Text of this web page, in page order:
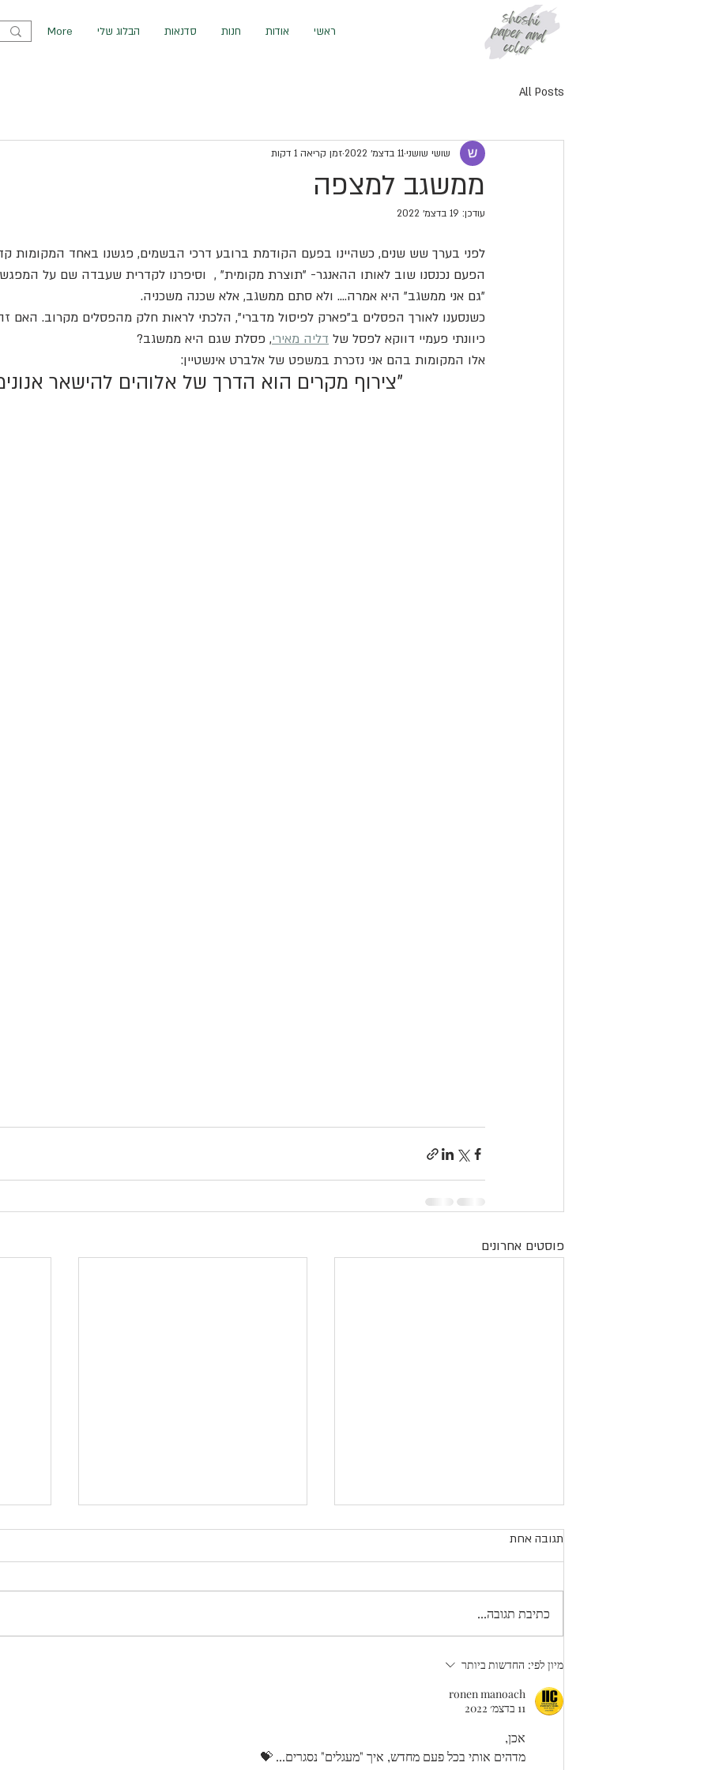
ראשי אודות חנות סדנאות הבלוג שלי More
All Posts
ממשגב למצפה
שושי שושני11 בדצמ׳ 2022 זמן קריאה 1 דקות
עודכן: 19 בדצמ׳ 2022
לפני בערך שש שנים, כשהיינו בפעם הקודמת ברובע דרכי הבשמים, פגשנו באחד המקומות
הפעם נכנסנו שוב לאותו ההאנגר- "תוצרת מקומית" ,  וסיפרנו לקדרית שעבדה שם על
"גם אני ממשגב" היא אמרה.... ולא סתם ממשגב, אלא שכנה משכניה.
כשנסענו לאורך הפסלים ב"פארק לפיסול מדברי", הלכתי לראות חלק מהפסלים מקרוב.
כיוונתי פעמיי דווקא לפסל של דליה מאירי, פסלת שגם היא ממשגב?
אלו המקומות בהם אני נזכרת במשפט של אלברט אינשטיין:
"צירוף מקרים הוא הדרך של אלוהים להישאר
פוסטים אחרונים
מנצחת את השריטות שלי....
קצת אחרת...
תגובה אחת
כתיבת תגובה...
מיון לפי: החדשות ביותר
ronen manoach
11 בדצמ׳ 2022
אכן,
מדהים אותי בכל פעם מחדש, איך "מעגלים" נסגרים... 💝